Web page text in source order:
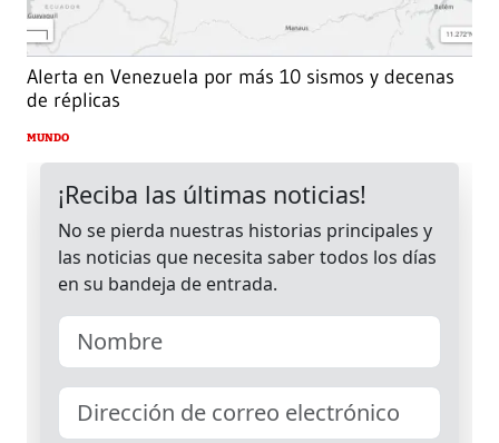
Alerta en Venezuela por más 10 sismos y decenas
de réplicas
MUNDO